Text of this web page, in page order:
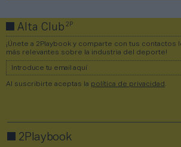
Alta Club2P
¡Únete a 2Playbook y comparte con tus contactos
más relevantes sobre la industria del deporte!
Al suscribirte aceptas la política de privacidad
2Playbook